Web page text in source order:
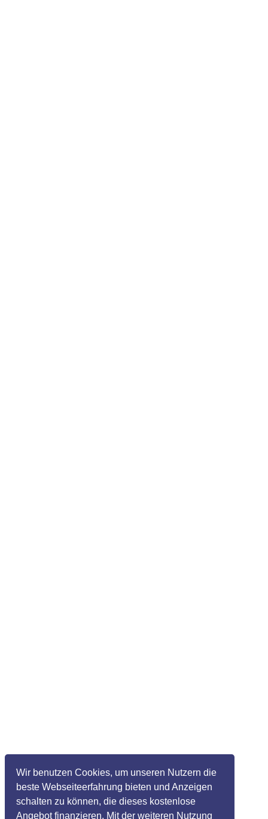
Wir benutzen Cookies, um unseren Nutzern die
beste Webseiteerfahrung bieten und Anzeigen
schalten zu können, die dieses kostenlose
Angebot finanzieren. Mit der weiteren Nutzung